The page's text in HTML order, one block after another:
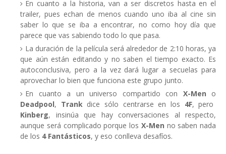
En cuanto a la historia, van a ser discretos hasta en el
trailer, pues echan de menos cuando uno iba al cine sin
saber lo que se iba a encontrar, no como hoy día que
parece que vas sabiendo todo lo que pasa.
La duración de la película será alrededor de 2:10 horas, ya
que aún están editando y no saben el tiempo exacto. Es
autoconclusiva, pero a la vez dará lugar a secuelas para
aprovechar lo bien que funciona este grupo junto.
En cuanto a un universo compartido con X-Men o
Deadpool, Trankdice sólo centrarse en los 4F, pero
Kinberg, insinúa que hay conversaciones al respecto,
aunque será complicado porque los X-Men no saben nada
de los 4 Fantásticos, y eso conlleva desafíos.